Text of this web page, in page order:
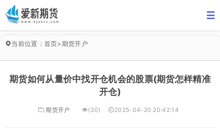
当前位置： 首页>期货开户
期货如何从量价中找开仓机会的股票(期货怎样精准
开仓)
期货开户 (30) 2025-04-20 20:42:14